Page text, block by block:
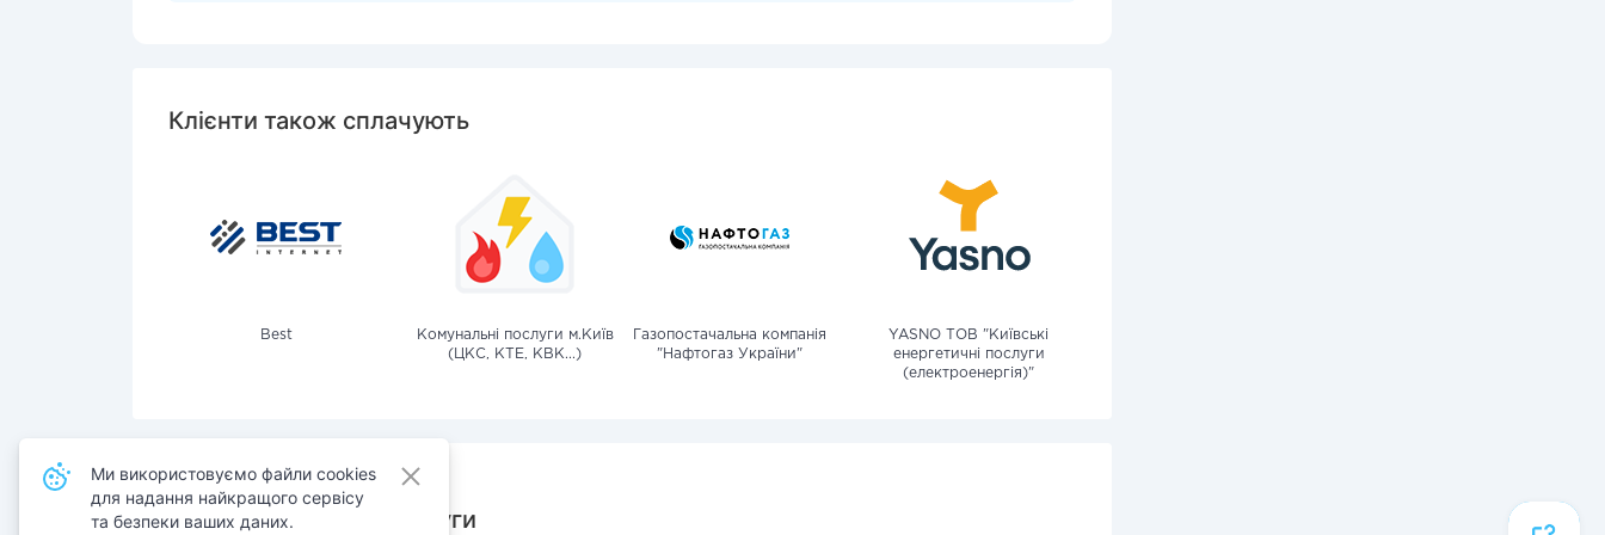
Клієнти також сплачують
Best
Комунальні послуги м.Київ
(ЦКС, КТЕ, КВК...)
Газопостачальна компанія
"Нафтогаз України"
YASNO ТОВ "Київські
енергетичні послуги
(електроенергія)"
Також сплачують послуги
Ми використовуємо файли cookies
для надання найкращого сервісу
та безпеки ваших даних.